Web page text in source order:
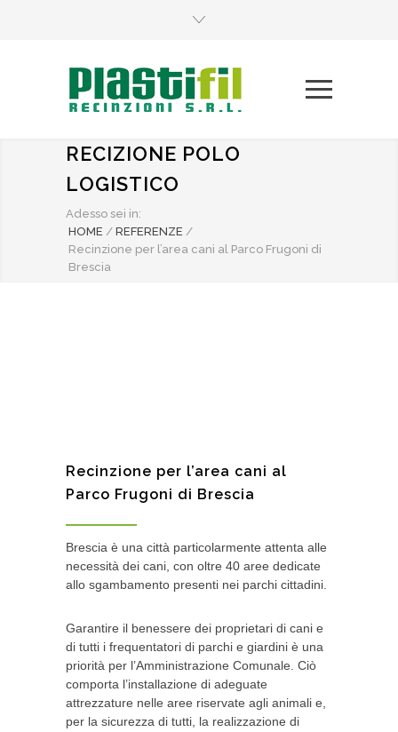
RECIZIONE POLO
LOGISTICO
Adesso sei in:
HOME / REFERENZE /
Recinzione per l’area cani al Parco Frugoni di
Brescia
Recinzione per l’area cani al
Parco Frugoni di Brescia
Brescia è una città particolarmente attenta alle
necessità dei cani, con oltre 40 aree dedicate
allo sgambamento presenti nei parchi cittadini.
Garantire il benessere dei proprietari di cani e
di tutti i frequentatori di parchi e giardini è una
priorità per l’Amministrazione Comunale. Ciò
comporta l’installazione di adeguate
attrezzature nelle aree riservate agli animali e,
per la sicurezza di tutti, la realizzazione di